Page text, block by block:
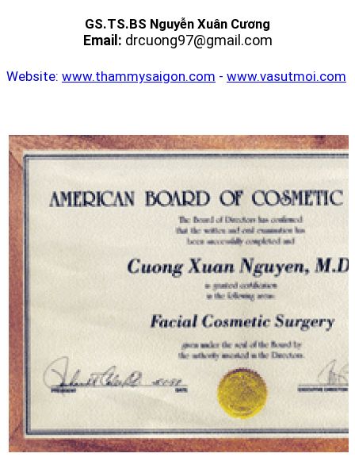
GS.TS.BS Nguyễn Xuân Cương
Email: drcuong97@gmail.com
Website: www.thammysaigon.com - www.vasutmoi.com